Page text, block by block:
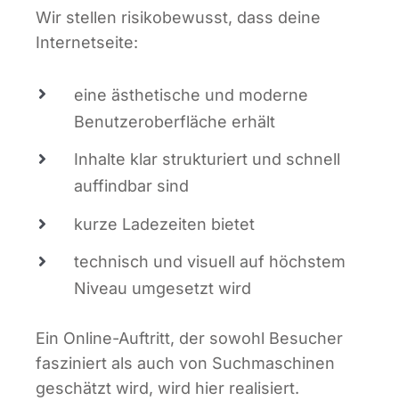
Wir stel­len risi­ko­be­wusst, dass dei­ne
Internetseite:
eine ästhe­ti­sche und moder­ne
Benut­zer­ober­flä­che erhält
Inhal­te klar struk­tu­riert und schnell
auf­find­bar sind
kur­ze Lade­zei­ten bietet
tech­nisch und visu­ell auf höchs­tem
Niveau umge­setzt wird
Ein Online-Auf­tritt, der sowohl Besu­cher
fas­zi­niert als auch von Such­ma­schi­nen
geschätzt wird, wird hier realisiert.